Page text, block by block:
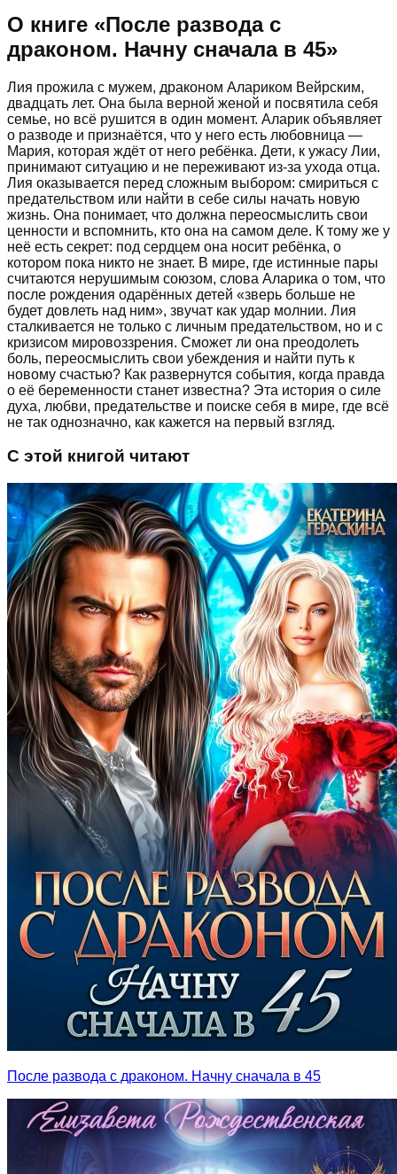
О книге «После развода с
драконом. Начну сначала в 45»
Лия прожила с мужем, драконом Алариком Вейрским,
двадцать лет. Она была верной женой и посвятила себя
семье, но всё рушится в один момент. Аларик объявляет
о разводе и признаётся, что у него есть любовница —
Мария, которая ждёт от него ребёнка. Дети, к ужасу Лии,
принимают ситуацию и не переживают из-за ухода отца.
Лия оказывается перед сложным выбором: смириться с
предательством или найти в себе силы начать новую
жизнь. Она понимает, что должна переосмыслить свои
ценности и вспомнить, кто она на самом деле. К тому же у
неё есть секрет: под сердцем она носит ребёнка, о
котором пока никто не знает. В мире, где истинные пары
считаются нерушимым союзом, слова Аларика о том, что
после рождения одарённых детей «зверь больше не
будет довлеть над ним», звучат как удар молнии. Лия
сталкивается не только с личным предательством, но и с
кризисом мировоззрения. Сможет ли она преодолеть
боль, переосмыслить свои убеждения и найти путь к
новому счастью? Как развернутся события, когда правда
о её беременности станет известна? Эта история о силе
духа, любви, предательстве и поиске себя в мире, где всё
не так однозначно, как кажется на первый взгляд.
С этой книгой читают
После развода с драконом. Начну сначала в 45